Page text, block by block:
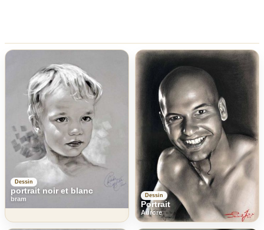
Dessin
portrait noir et blanc
bram
Dessin
Portrait
Aurore